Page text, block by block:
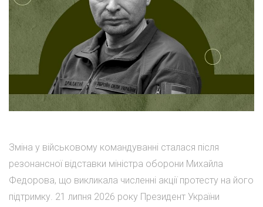
Зміна у військовому командуванні сталася після
резонансної відставки міністра оборони Михайла
Федорова, що викликала численні акції протесту на його
підтримку. 21 липня 2026 року Президент України